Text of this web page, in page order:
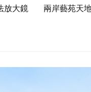
放大鏡 兩岸藝苑天